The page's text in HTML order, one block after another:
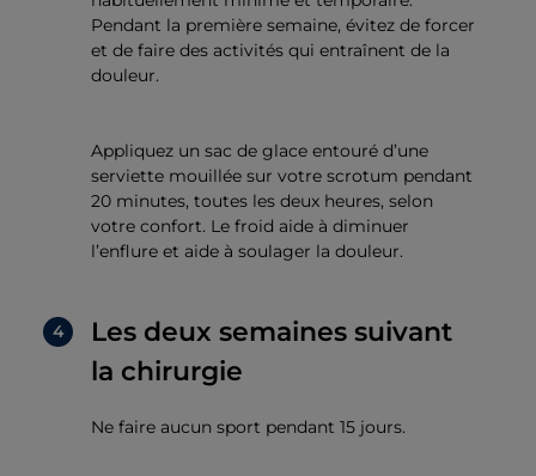
Pendant la première semaine, évitez de forcer
et de faire des activités qui entraînent de la
douleur.
Appliquez un sac de glace entouré d’une
serviette mouillée sur votre scrotum pendant
20 minutes, toutes les deux heures, selon
votre confort. Le froid aide à diminuer
l’enflure et aide à soulager la douleur.
Les deux semaines suivant
la chirurgie
Ne faire aucun sport pendant 15 jours.